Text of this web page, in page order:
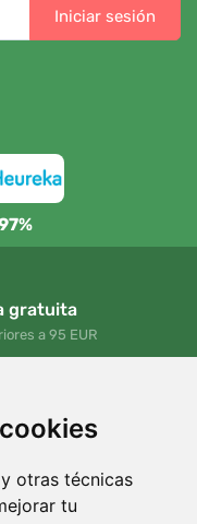
otras técnicas
tu
Iniciar sesión
gratuita
a 95 EUR
en cualquier momento
Leer más